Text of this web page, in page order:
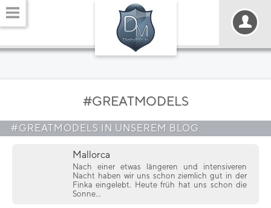
#GREATMODELS
#GREATMODELS IN UNSEREM BLOG
Mallorca
Nach einer etwas längeren und intensiveren
Nacht haben wir uns schon ziemlich gut in der
Finka eingelebt. Heute früh hat uns schon die
Sonne...